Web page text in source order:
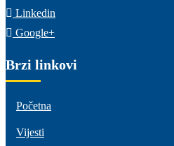
Linkedin
Google+
Brzi linkovi
Početna
Vijesti